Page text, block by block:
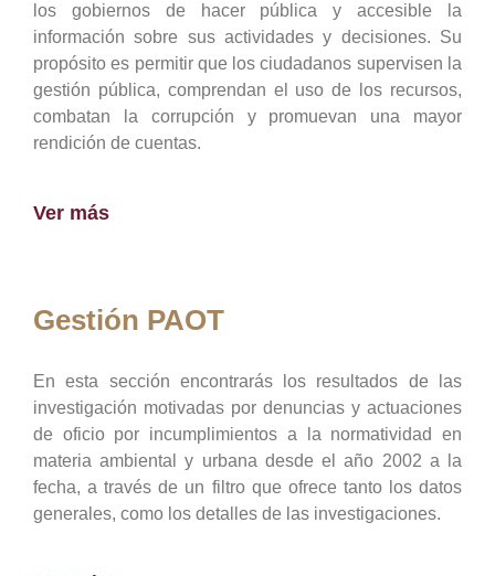
los gobiernos de hacer pública y accesible la
información sobre sus actividades y decisiones. Su
propósito es permitir que los ciudadanos supervisen la
gestión pública, comprendan el uso de los recursos,
combatan la corrupción y promuevan una mayor
rendición de cuentas.
Ver más
Gestión PAOT
En esta sección encontrarás los resultados de las
investigación motivadas por denuncias y actuaciones
de oficio por incumplimientos a la normatividad en
materia ambiental y urbana desde el año 2002 a la
fecha, a través de un filtro que ofrece tanto los datos
generales, como los detalles de las investigaciones.